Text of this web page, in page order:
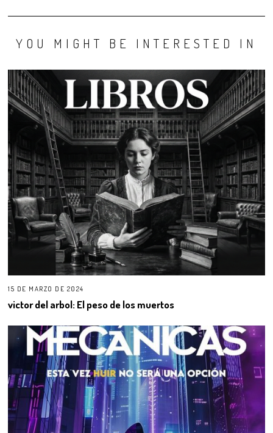
YOU MIGHT BE INTERESTED IN
15 DE MARZO DE 2024
victor del arbol: El peso de los muertos